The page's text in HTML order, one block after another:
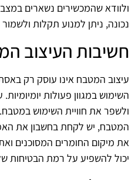
ולוודא שהמכשירים נשארים
נכונה, ניתן למנוע תקלות
חשיבות העיצוב
עיצוב המטבח אינו עוסק רק
השימוש במגוון פעולות יומיומיות.
ולשפר את חוויית השימוש
המטבח, יש לקחת בחשבון את
את מיקום החומרים המסוכנים
יכול להשפיע על רמת הבטיחות